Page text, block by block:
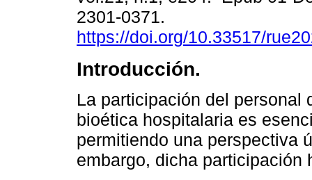
2301-0371.
https://doi.org/10.33517/
Introducción.
La participación del personal
bioética hospitalaria es
permitiendo una perspectiva
embargo, dicha participación